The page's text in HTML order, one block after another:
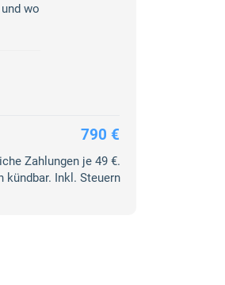
wo
790 €
Zahlungen je 49 €.
kündbar. Inkl. Steuern